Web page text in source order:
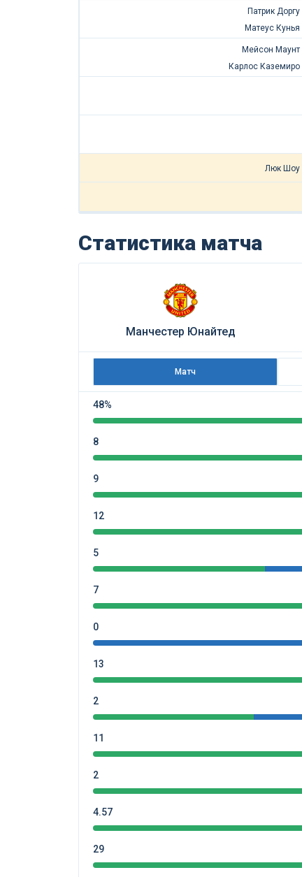
Патрик Доргу
Матеус Кунья
Мейсон Маунт
Карлос Каземиро
Люк Шоу
Статистика матча
Манчестер Юнайтед
Матч
48%
8
9
12
5
7
0
13
2
11
2
4.57
29